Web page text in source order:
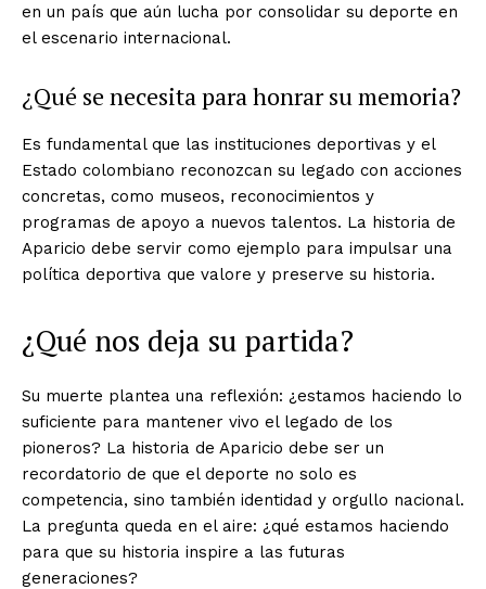
en un país que aún lucha por consolidar su deporte en
el escenario internacional.
¿Qué se necesita para honrar su memoria?
Es fundamental que las instituciones deportivas y el
Estado colombiano reconozcan su legado con acciones
concretas, como museos, reconocimientos y
programas de apoyo a nuevos talentos. La historia de
Aparicio debe servir como ejemplo para impulsar una
política deportiva que valore y preserve su historia.
¿Qué nos deja su partida?
Su muerte plantea una reflexión: ¿estamos haciendo lo
suficiente para mantener vivo el legado de los
pioneros? La historia de Aparicio debe ser un
recordatorio de que el deporte no solo es
competencia, sino también identidad y orgullo nacional.
La pregunta queda en el aire: ¿qué estamos haciendo
para que su historia inspire a las futuras
generaciones?